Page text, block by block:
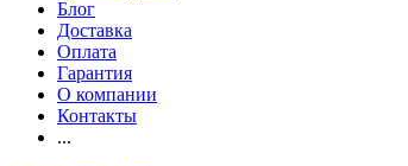
Блог
Доставка
Оплата
Гарантия
О компании
Контакты
...